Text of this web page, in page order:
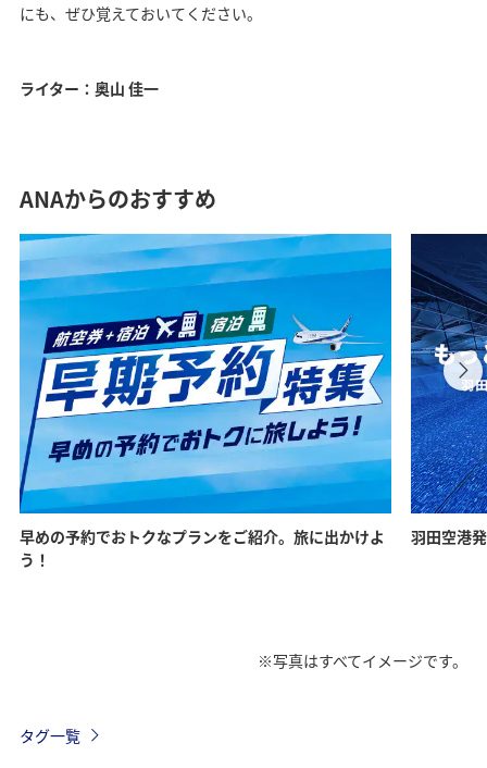
にも、ぜひ覚えておいてください。
ライター：奥山 佳一
ANAからのおすすめ
早めの予約でおトクなプランをご紹介。旅に出かけよ
う！
羽田空港
※写真はすべてイメージです。
タグ一覧